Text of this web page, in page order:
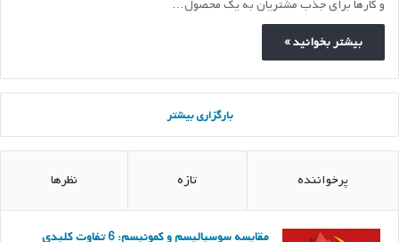
و کارها برای جذب مشتریان به یک محصول…
بیشتر بخوانید »
بارگزاری بیشتر
پرخواننده تازه نظرها
مقایسه سوسیالیسم و کمونیسم: 6 تفاوت کلیدی